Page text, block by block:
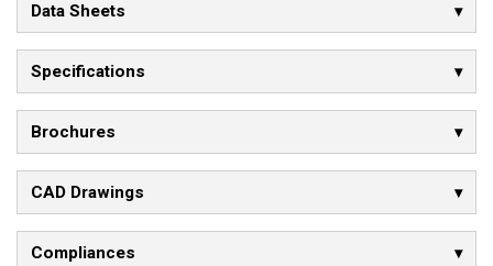
Data Sheets
Specifications
Brochures
CAD Drawings
Compliances